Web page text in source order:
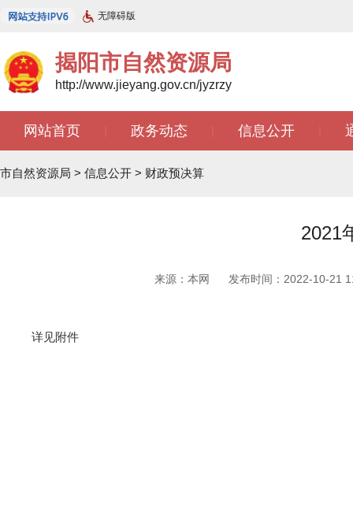
无障碍版
揭阳市自然资源局
http://www.jieyang.gov.cn/jyzrzy
网站首页 政务动态 信息公开
市自然资源局 > 信息公开 > 财政预决算
2021
来源：本网 发布时间：2022-10-21
详见附件